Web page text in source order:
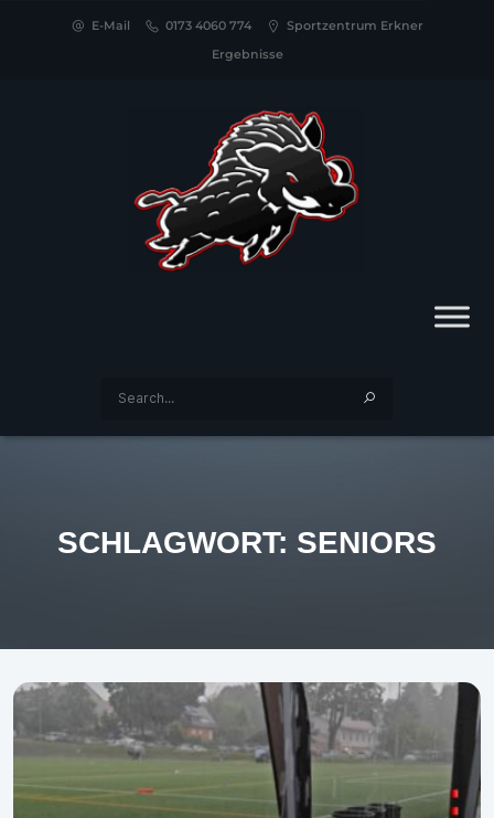
E-Mail 0173 4060 774
Sportzentrum Erkner
Ergebnisse
SCHLAGWORT: SENIORS